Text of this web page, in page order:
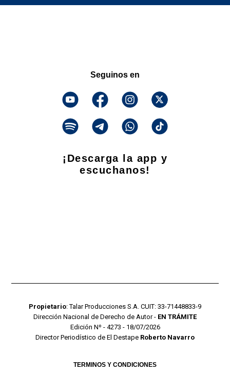
Seguinos en
¡Descarga la app y
escuchanos!
Propietario: Talar Producciones S.A. CUIT: 33-71448833-9
Dirección Nacional de Derecho de Autor - EN TRÁMITE
Edición Nº - 4273 - 18/07/2026
Director Periodístico de El Destape Roberto Navarro
TERMINOS Y CONDICIONES